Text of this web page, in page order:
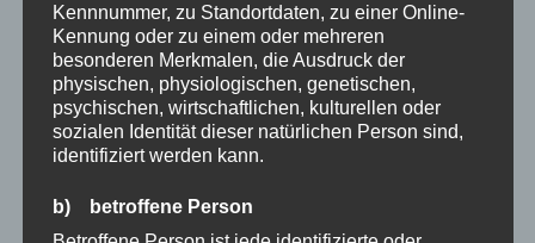
Kennnummer, zu Standortdaten, zu einer Online-
Kennung oder zu einem oder mehreren
besonderen Merkmalen, die Ausdruck der
physischen, physiologischen, genetischen,
psychischen, wirtschaftlichen, kulturellen oder
sozialen Identität dieser natürlichen Person sind,
identifiziert werden kann.
b) betroffene Person